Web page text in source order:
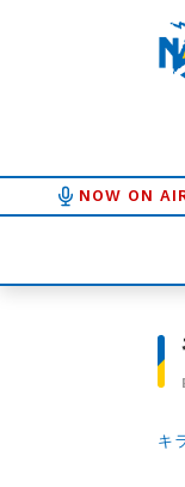
NOW ON
キ